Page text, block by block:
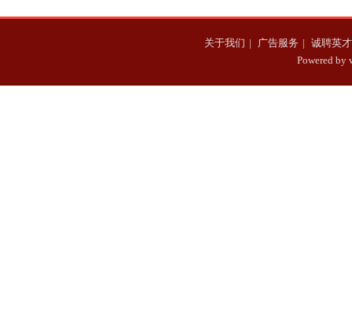
关于我们 | 广告服务 | 诚聘英才
Powered by